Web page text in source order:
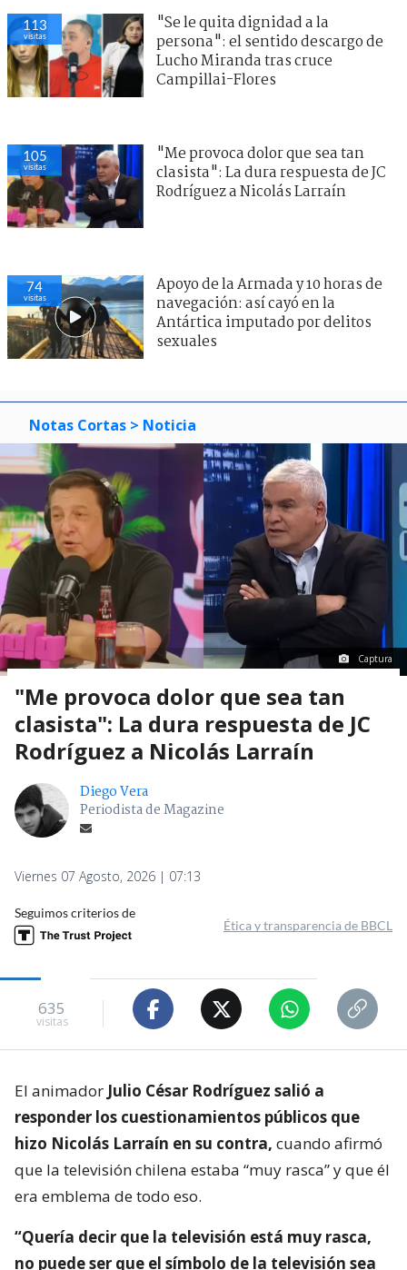
113
visitas
"Se le quita dignidad a la
persona": el sentido descargo de
Lucho Miranda tras cruce
Campillai-Flores
105
visitas
"Me provoca dolor que sea tan
clasista": La dura respuesta de JC
Rodríguez a Nicolás Larraín
74
visitas
Apoyo de la Armada y 10 horas de
navegación: así cayó en la
Antártica imputado por delitos
sexuales
Notas Cortas > Noticia
Captura
"Me provoca dolor que sea tan
clasista": La dura respuesta de JC
Rodríguez a Nicolás Larraín
Diego Vera
Periodista de Magazine
Viernes 07 Agosto, 2026 | 07:13
Seguimos criterios de
Ética y transparencia de BBCL
635
visitas
El animador Julio César Rodríguez salió a
responder los cuestionamientos públicos que
hizo Nicolás Larraín en su contra, cuando afirmó
que la televisión chilena estaba “muy rasca” y que él
era emblema de todo eso.
“Quería decir que la televisión está muy rasca,
no puede ser que el símbolo de la televisión sea